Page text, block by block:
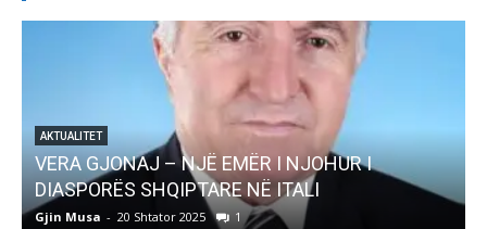
AKTUALITET
Pregaditi Gjin Musa-Rome- Shtator 2025
Gjin Musa - 8 Shtator 2025